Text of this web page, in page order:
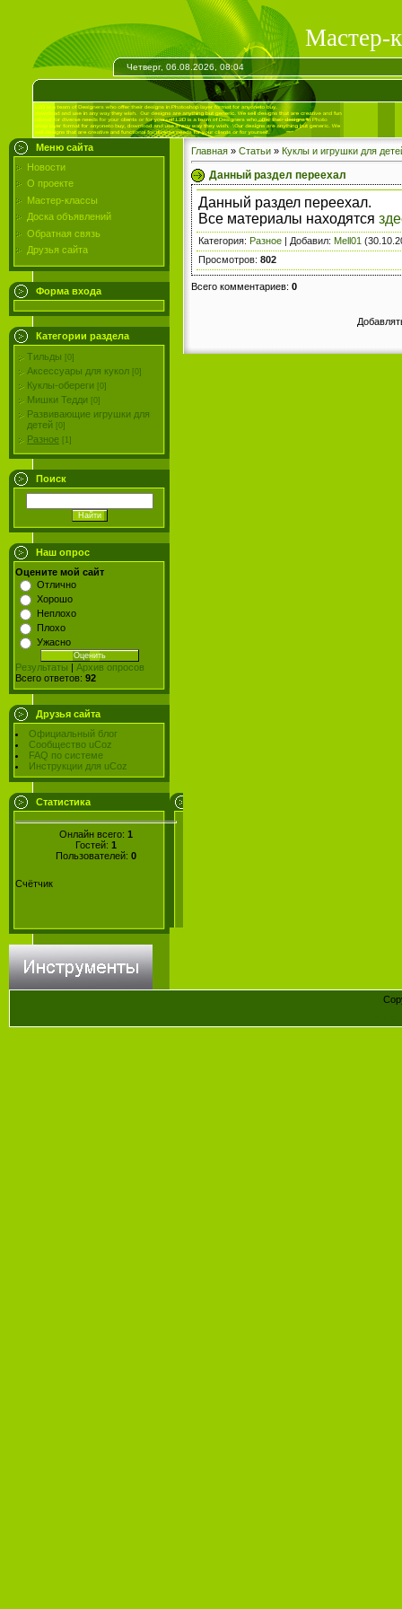
Мастер-
Четверг, 06.08.2026, 08:04
Меню сайта
Новости
О проекте
Мастер-классы
Доска объявлений
Обратная связь
Друзья сайта
Форма входа
Категории раздела
Тильды
[0]
Аксессуары для кукол [0]
Куклы-обереги [0]
Мишки Тедди [0]
Развивающие игрушки для
детей
[0]
Разное [1]
Поиск
Наш опрос
Оцените мой сайт
Отлично
Хорошо
Неплохо
Плохо
Ужасно
Результаты | Архив опросов
Всего ответов: 92
Друзья сайта
Официальный блог
Сообщество uCoz
FAQ по системе
Инструкции для uCoz
Статистика
Онлайн всего: 1
Гостей: 1
Пользователей: 0
Счётчик
Главная » Статьи » Куклы и игрушки для
Данный раздел переехал
Данный раздел переехал.
Все материалы находятся
Категория: Разное | Добавил: Mell01
Просмотров: 802
Всего комментариев: 0